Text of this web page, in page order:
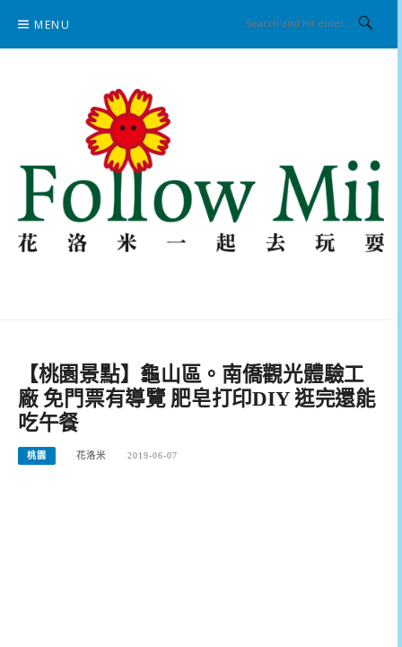
content
MENU
【桃園景點】龜山區。南僑觀光體驗工
廠 免門票有導覽 肥皂打印DIY 逛完還能
吃午餐
桃園 花洛米 2019-06-07